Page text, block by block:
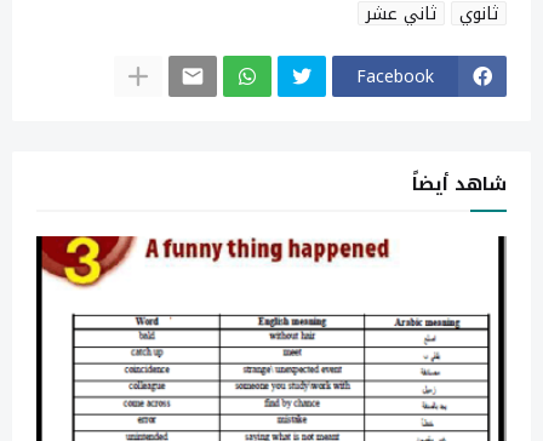
ثانوي
ثاني عشر
Facebook
شاهد أيضاً